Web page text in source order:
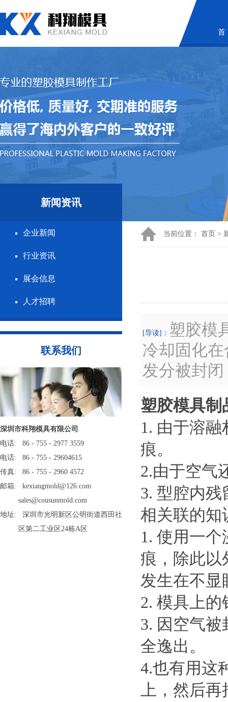
首
新闻资讯
企业新闻
行业资讯
展会信息
人才招聘
联系我们
深圳市科翔模具有限公司
电话: 86 - 755 - 2977 3559
电话: 86 - 755 - 29604615
传真: 86 - 755 - 2960 4572
邮箱: kexiangmold@126.com
sales@cousunmold.com
地址: 深圳市光明新区公明街道西田社
区第二工业区24栋A区
当前位置： 首页 >
[导读]： 塑胶模
冷却固化
发分被封闭
塑胶模具制
1. 由于溶
痕。
2.由于空气
3. 型腔内
相关联的知
1. 使用一
痕，除此以
发生在不显
2. 模具上
3. 因空气
全逸出。
4.也有用这
上，然后